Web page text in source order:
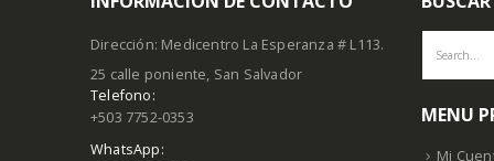
Dirección: Medicentro La Esperanza # L113.
25 calle poniente, San Salvador
Telefono:
+503 7752-0353
WhatsApp:
MENU
Mi